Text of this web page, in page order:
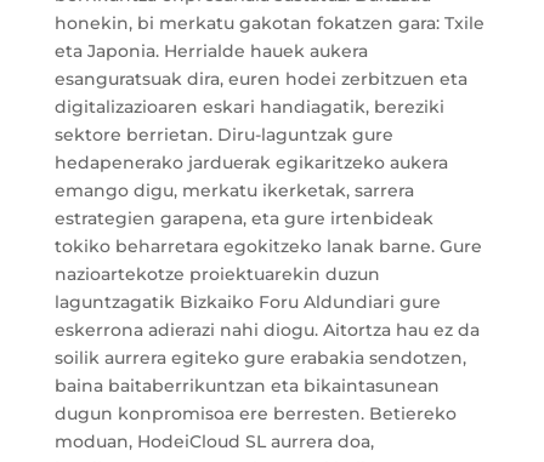
honekin, bi merkatu gakotan fokatzen gara: Txile
eta Japonia. Herrialde hauek aukera
esanguratsuak dira, euren hodei zerbitzuen eta
digitalizazioaren eskari handiagatik, bereziki
sektore berrietan. Diru-laguntzak gure
hedapenerako jarduerak egikaritzeko aukera
emango digu, merkatu ikerketak, sarrera
estrategien garapena, eta gure irtenbideak
tokiko beharretara egokitzeko lanak barne. Gure
nazioartekotze proiektuarekin duzun
laguntzagatik Bizkaiko Foru Aldundiari gure
eskerrona adierazi nahi diogu. Aitortza hau ez da
soilik aurrera egiteko gure erabakia sendotzen,
baina baitaberrikuntzan eta bikaintasunean
dugun konpromisoa ere berresten. Betiereko
moduan, HodeiCloud SL aurrera doa,